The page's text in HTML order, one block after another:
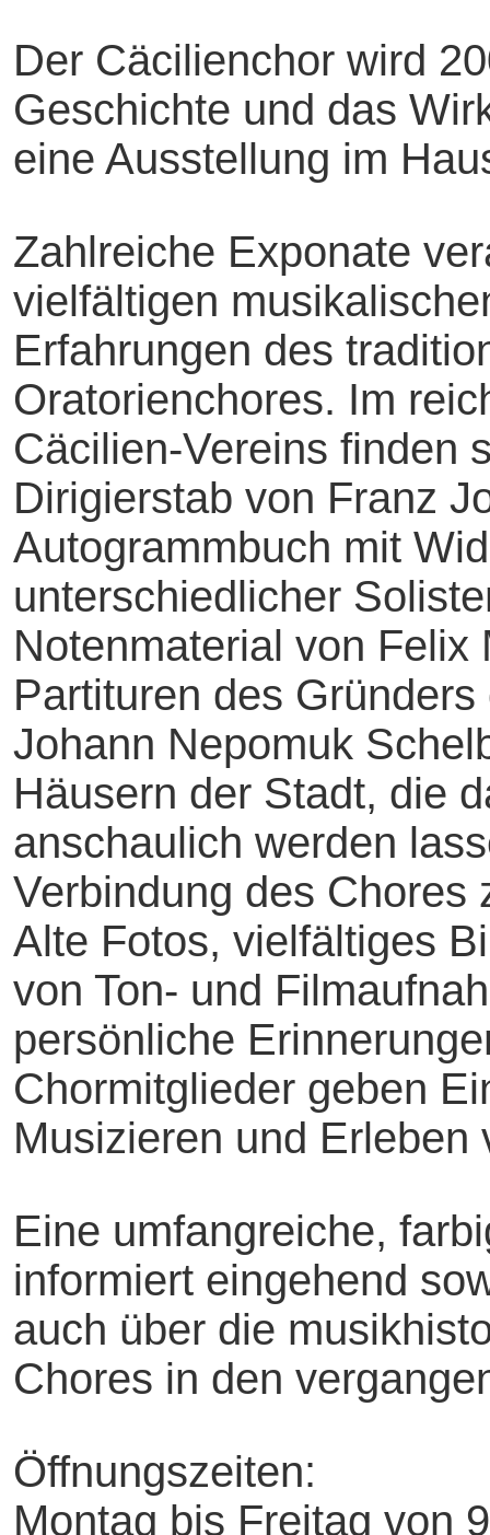
Der Cäcilienchor wird
Geschichte und das
eine Ausstellung im
Zahlreiche Exponate
vielfältigen
Erfahrungen des
Oratorienchores. Im
Cäcilien-Vereins finden
Dirigierstab von Franz
Autogrammbuch mit
unterschiedlicher
Notenmaterial von
Partituren des
Johann Nepomuk
Häusern der Stadt, die
anschaulich werden
Verbindung des Chores
Alte Fotos, vielfältiges
von Ton- und
persönliche
Chormitglieder geben
Musizieren und Erleben
Eine umfangreiche,
informiert eingehend
auch über die
Chores in den
Öffnungszeiten:
Montag bis Freitag von